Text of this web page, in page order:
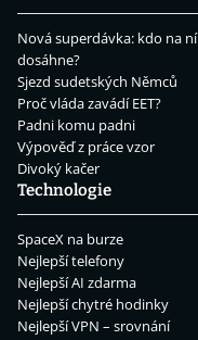
Nová superdávka: kdo na ní
dosáhne?
Sjezd sudetských Němců
Proč vláda zavádí EET?
Padni komu padni
Výpověď z práce vzor
Divoký kačer
Technologie
SpaceX na burze
Nejlepší telefony
Nejlepší AI zdarma
Nejlepší chytré hodinky
Nejlepší VPN – srovnání